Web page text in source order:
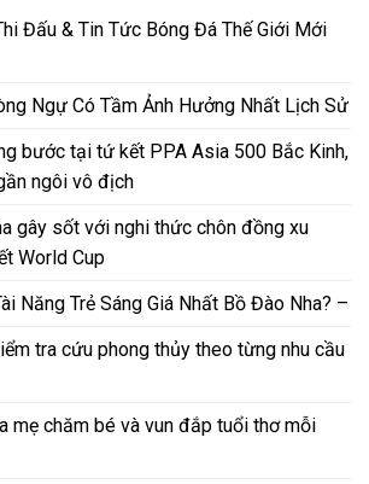
Đấu & Tin Tức Bóng Đá Thế Giới Mới
Ngự Có Tầm Ảnh Hưởng Nhất Lịch Sử
bước tại tứ kết PPA Asia 500 Bắc Kinh,
ngôi vô địch
gây sốt với nghi thức chôn đồng xu
World Cup
Năng Trẻ Sáng Giá Nhất Bồ Đào Nha? –
tra cứu phong thủy theo từng nhu cầu
mẹ chăm bé và vun đắp tuổi thơ mỗi